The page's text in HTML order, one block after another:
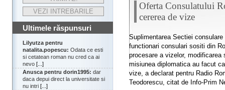
Ultimele răspunsuri
Lilyutza pentru
natalita.popescu: Odata ce esti
si cetatean roman nu cred ca ai
nevo [...]
Anusca pentru dorin1995: dar
daca depui direct la universitate si
nu intri [...]
Oferta Consulatului
cererea de vize
Suplimentarea Sectiei
functionari consulari sositi din
procesare a vizelor,
misiunea diplomatica au facut
vize, a declarat pentru Radio
Teodorescu, citat de Info-Prim